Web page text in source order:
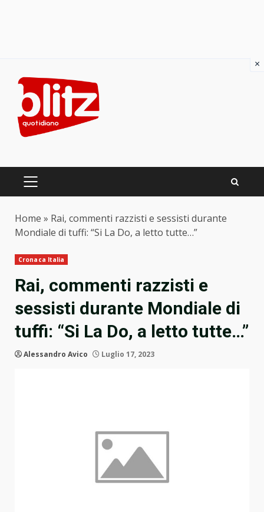
content
PRIMARY
Home » Rai, commenti razzisti e sessisti durante
Mondiale di tuffi: “Si La Do, a letto tutte…”
Cronaca Italia
Rai, commenti razzisti e
sessisti durante Mondiale di
tuffi: “Si La Do, a letto tutte…”
Alessandro Avico Luglio 17, 2023
×